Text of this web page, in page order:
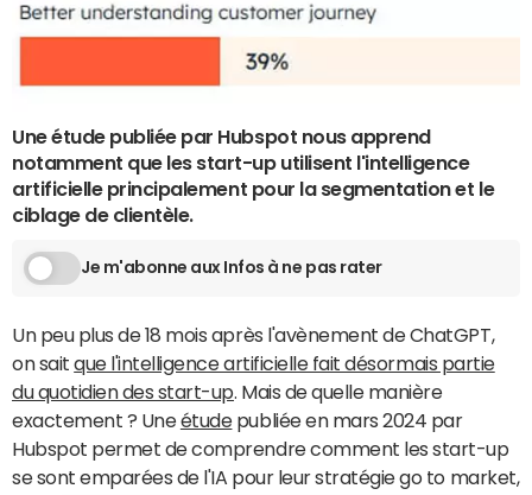
Une étude publiée par Hubspot nous apprend
notamment que les start-up utilisent l'intelligence
artificielle principalement pour la segmentation et le
ciblage de clientèle.
Je m'abonne aux Infos à ne pas rater
Un peu plus de 18 mois après l'avènement de ChatGPT,
on saitque l'intelligence artificielle fait désormais partie
du quotidien des start-up . Mais de quelle manière
exactement ? Uneétudepubliée en mars 2024 par
Hubspot permet de comprendre comment les start-up
se sont emparées de l'IA pour leur stratégie go to market,